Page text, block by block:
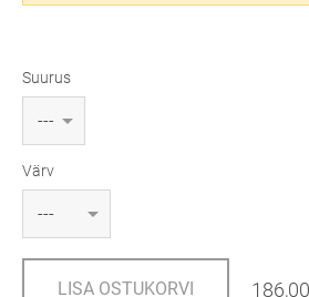
Suurus
Värv
LISA OSTUKORVI